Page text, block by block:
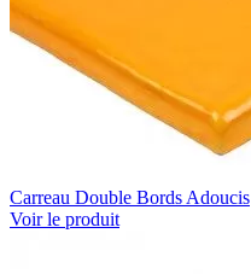
Carreau Double Bords Adoucis
Voir le produit